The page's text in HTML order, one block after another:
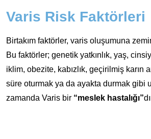
Varis Risk Faktörleri
Birtakım faktörler, varis oluşumuna
Bu faktörler; genetik yatkınlık, yaş,
iklim, obezite, kabızlık, geçirilmiş karın
süre oturmak ya da ayakta durmak gibi
zamanda Varis bir “meslek hastalığı”